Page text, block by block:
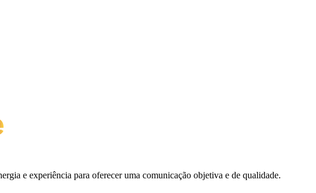
e experiência para oferecer uma comunicação objetiva e de qualidade.